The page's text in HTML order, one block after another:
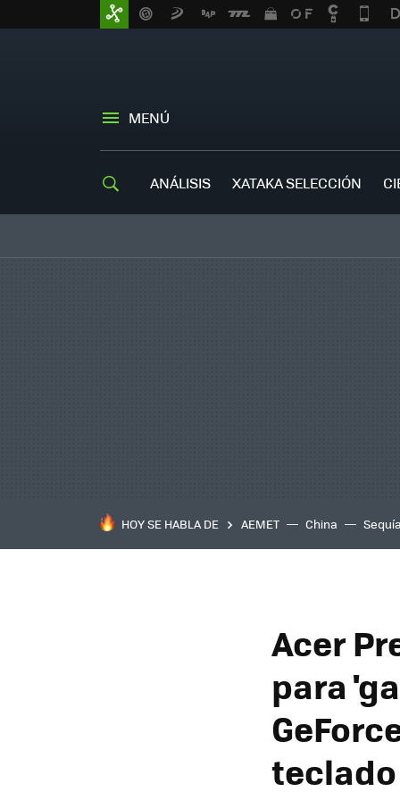
MENÚ
ANÁLISIS XATAKA SELECCIÓN
HOY SE HABLA DE AEMET China Sequía
Acer
para